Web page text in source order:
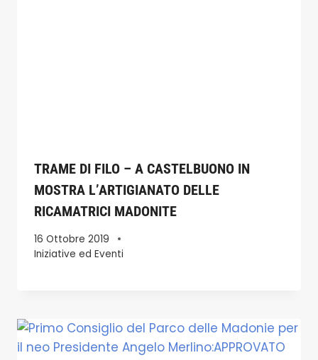
TRAME DI FILO – A CASTELBUONO IN
MOSTRA L’ARTIGIANATO DELLE
RICAMATRICI MADONITE
16 Ottobre 2019
Iniziative ed Eventi